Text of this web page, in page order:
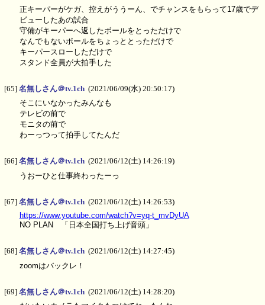
正キーパーがケガ、控えがううーん、でチャンスをもらって17歳でデ
ビューしたあの試合
守備がキーパーへ返したボールをとっただけで
なんでもないボールをちょっととっただけで
キーパースローしただけで
スタンド全員が大拍手した
[65] 名無しさん＠tv.1ch (2021/06/09(水) 20:50:17)
そこにいなかったみんなも
テレビの前で
モニタの前で
わーっつって拍手してたんだ
[66] 名無しさん＠tv.1ch (2021/06/12(土) 14:26:19)
うおーひと仕事終わったーっ
[67] 名無しさん＠tv.1ch (2021/06/12(土) 14:26:53)
https://www.youtube.com/watch?v=yq-t_mvDyUA
NO PLAN 「日本全国打ち上げ音頭」
[68] 名無しさん＠tv.1ch (2021/06/12(土) 14:27:45)
zoomはバックレ！
[69] 名無しさん＠tv.1ch (2021/06/12(土) 14:28:20)